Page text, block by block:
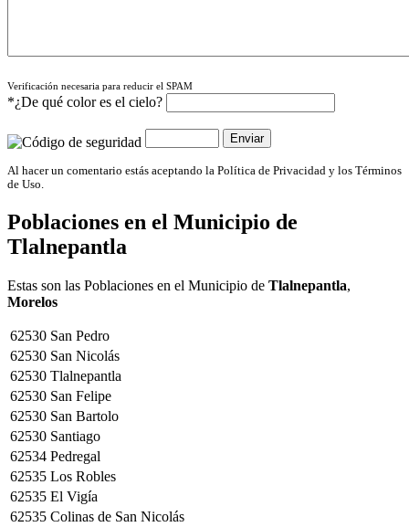
Verificación necesaria para reducir el SPAM
*¿De qué color es el cielo?
Al hacer un comentario estás aceptando la Política de Privacidad y los Términos
de Uso.
Poblaciones en el Municipio de
Tlalnepantla
Estas son las Poblaciones en el Municipio de Tlalnepantla,
Morelos
62530 San Pedro
62530 San Nicolás
62530 Tlalnepantla
62530 San Felipe
62530 San Bartolo
62530 Santiago
62534 Pedregal
62535 Los Robles
62535 El Vigía
62535 Colinas de San Nicolás